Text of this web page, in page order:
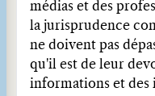
médias et des
la jurisprudence
ne doivent pas
qu'il est de leur
informations et des